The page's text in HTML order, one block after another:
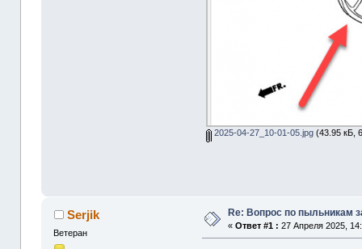
2025-04-27_10-01-05.jpg (43.95 кБ,
Serjik
Ветеран
Re: Вопрос по пыльникам
«Ответ #1 : 27 Апреля 2025,